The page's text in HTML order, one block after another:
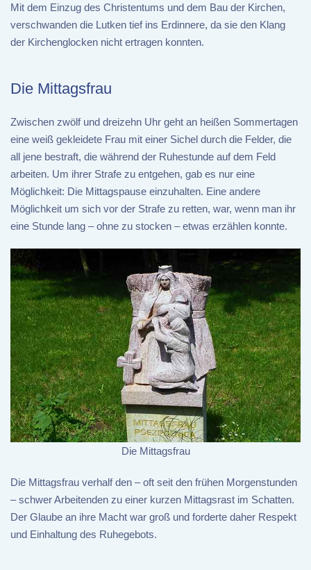
Mit dem Einzug des Christentums und dem Bau der Kirchen,
verschwanden die Lutken tief ins Erdinnere, da sie den Klang
der Kirchenglocken nicht ertragen konnten.
Die Mittagsfrau
Zwischen zwölf und dreizehn Uhr geht an heißen Sommertagen
eine weiß gekleidete Frau mit einer Sichel durch die Felder, die
all jene bestraft, die während der Ruhestunde auf dem Feld
arbeiten. Um ihrer Strafe zu entgehen, gab es nur eine
Möglichkeit: Die Mittagspause einzuhalten. Eine andere
Möglichkeit um sich vor der Strafe zu retten, war, wenn man ihr
eine Stunde lang – ohne zu stocken – etwas erzählen konnte.
Die Mittagsfrau
Die Mittagsfrau verhalf den – oft seit den frühen Morgenstunden
– schwer Arbeitenden zu einer kurzen Mittagsrast im Schatten.
Der Glaube an ihre Macht war groß und forderte daher Respekt
und Einhaltung des Ruhegebots.